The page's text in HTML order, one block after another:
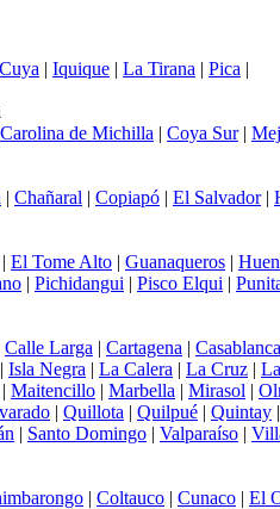
Cuya | Iquique | La Tirana | Pica |
Carolina de Michilla | Coya Sur|
| Chañaral | Copiapó | El Salvador|
| El Tome Alto | Guanaqueros |
| Pichidangui | Pisco Elqui |
Calle Larga | Cartagena | Casablanca
| Isla Negra | La Calera | La Cruz |
| Maitencillo | Marbella | Mirasol |
| Quillota | Quilpué | Quintay |
| Santo Domingo | Valparaíso |
| Coltauco | Cunaco | El